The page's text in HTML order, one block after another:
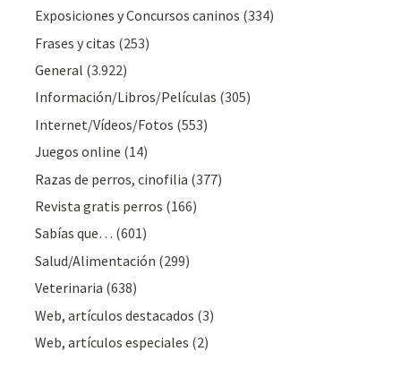
Exposiciones y Concursos caninos (334)
Frases y citas (253)
General (3.922)
Información/Libros/Películas (305)
Internet/Vídeos/Fotos (553)
Juegos online (14)
Razas de perros, cinofilia (377)
Revista gratis perros (166)
Sabías que… (601)
Salud/Alimentación (299)
Veterinaria (638)
Web, artículos destacados (3)
Web, artículos especiales (2)